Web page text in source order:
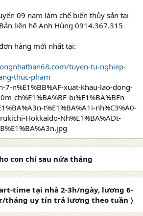
09 nam làm chế biến thủy sản tại
liên hệ Anh Hùng 0914.367.315
hàng mới nhất tại:
tuyen-tu-nghiep-
thuc-pham
con chỉ sau nửa tháng
time tại nhà 2-3h/ngày, lương 6-
tháng uy tín trả lương theo tuần 〉